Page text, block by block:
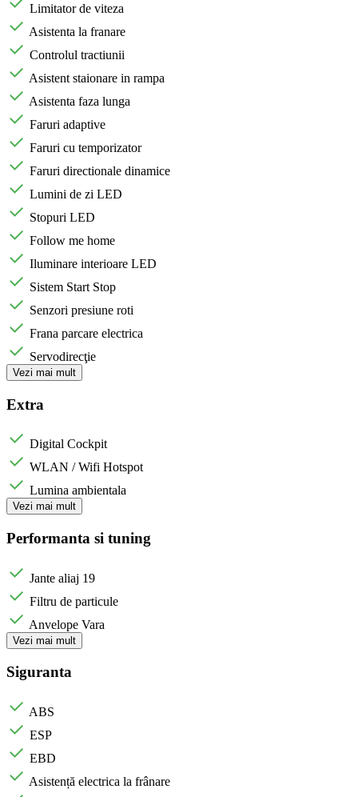
Limitator de viteza
Asistenta la franare
Controlul tractiunii
Asistent staionare in rampa
Asistenta faza lunga
Faruri adaptive
Faruri cu temporizator
Faruri directionale dinamice
Lumini de zi LED
Stopuri LED
Follow me home
Iluminare interioare LED
Sistem Start Stop
Senzori presiune roti
Frana parcare electrica
Servodirecţie
Vezi mai mult
Extra
Digital Cockpit
WLAN / Wifi Hotspot
Lumina ambientala
Vezi mai mult
Performanta si tuning
Jante aliaj 19
Filtru de particule
Anvelope Vara
Vezi mai mult
Siguranta
ABS
ESP
EBD
Asistență electrica la frânare